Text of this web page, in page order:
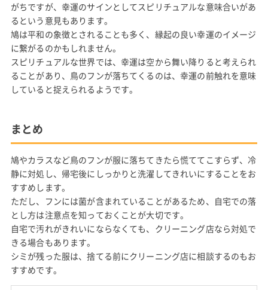
がちですが、幸運のサインとしてスピリチュアルな意味合いがあ
るという意見もあります。
鳩は平和の象徴とされることも多く、縁起の良い幸運のイメージ
に繋がるのかもしれません。
スピリチュアルな世界では、幸運は空から舞い降りると考えられ
ることがあり、鳥のフンが落ちてくるのは、幸運の前触れを意味
していると捉えられるようです。
まとめ
鳩やカラスなど鳥のフンが服に落ちてきたら慌ててこすらず、冷
静に対処し、帰宅後にしっかりと洗濯してきれいにすることをお
すすめします。
ただし、フンには菌が含まれていることがあるため、自宅での落
とし方は注意点を知っておくことが大切です。
自宅で汚れがきれいにならなくても、クリーニング店なら対処で
きる場合もあります。
シミが残った服は、捨てる前にクリーニング店に相談するのもお
すすめです。